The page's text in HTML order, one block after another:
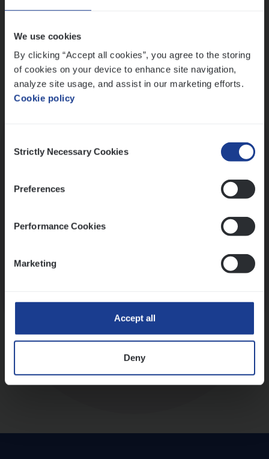
We use cookies
By clicking “Accept all cookies”, you agree to the storing
of cookies on your device to enhance site navigation,
analyze site usage, and assist in our marketing efforts.
Cookie policy
Selection
Strictly Necessary Cookies
Preferences
Performance Cookies
Marketing
Accept all
Deny